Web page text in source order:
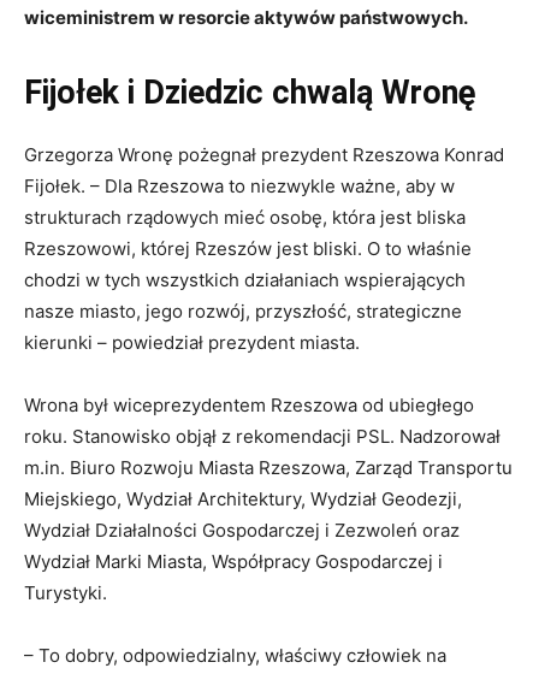
wiceministrem w resorcie aktywów państwowych.
Fijołek i Dziedzic chwalą Wronę
Grzegorza Wronę pożegnał prezydent Rzeszowa Konrad
Fijołek. – Dla Rzeszowa to niezwykle ważne, aby w
strukturach rządowych mieć osobę, która jest bliska
Rzeszowowi, której Rzeszów jest bliski. O to właśnie
chodzi w tych wszystkich działaniach wspierających
nasze miasto, jego rozwój, przyszłość, strategiczne
kierunki – powiedział prezydent miasta.
Wrona był wiceprezydentem Rzeszowa od ubiegłego
roku. Stanowisko objął z rekomendacji PSL. Nadzorował
m.in. Biuro Rozwoju Miasta Rzeszowa, Zarząd Transportu
Miejskiego, Wydział Architektury, Wydział Geodezji,
Wydział Działalności Gospodarczej i Zezwoleń oraz
Wydział Marki Miasta, Współpracy Gospodarczej i
Turystyki.
– To dobry, odpowiedzialny, właściwy człowiek na